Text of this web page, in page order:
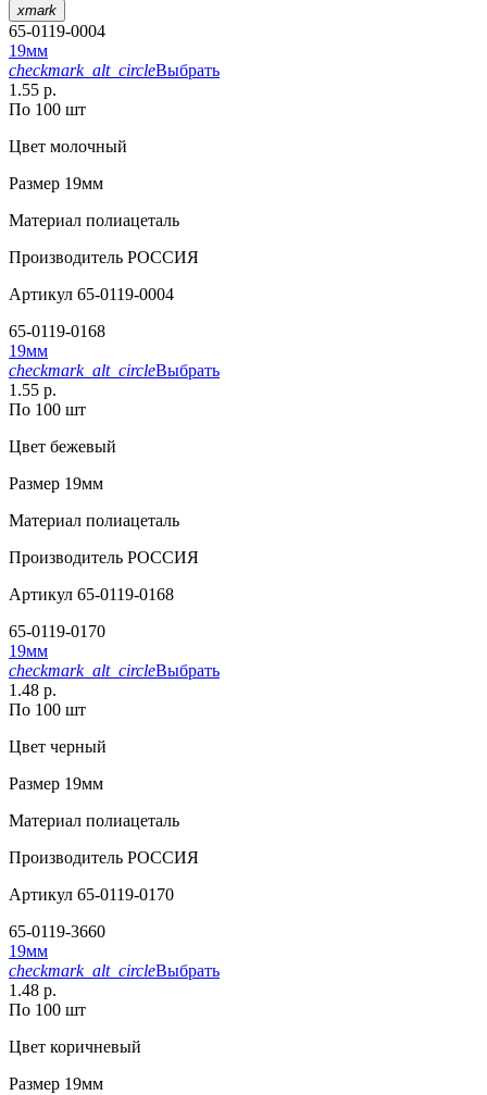
xmark
65-0119-0004
19мм
checkmark_alt_circleВыбрать
1.55 р.
По 100 шт
Цвет молочный
Размер 19мм
Материал полиацеталь
Производитель РОССИЯ
Артикул 65-0119-0004
65-0119-0168
19мм
checkmark_alt_circleВыбрать
1.55 р.
По 100 шт
Цвет бежевый
Размер 19мм
Материал полиацеталь
Производитель РОССИЯ
Артикул 65-0119-0168
65-0119-0170
19мм
checkmark_alt_circleВыбрать
1.48 р.
По 100 шт
Цвет черный
Размер 19мм
Материал полиацеталь
Производитель РОССИЯ
Артикул 65-0119-0170
65-0119-3660
19мм
checkmark_alt_circleВыбрать
1.48 р.
По 100 шт
Цвет коричневый
Размер 19мм